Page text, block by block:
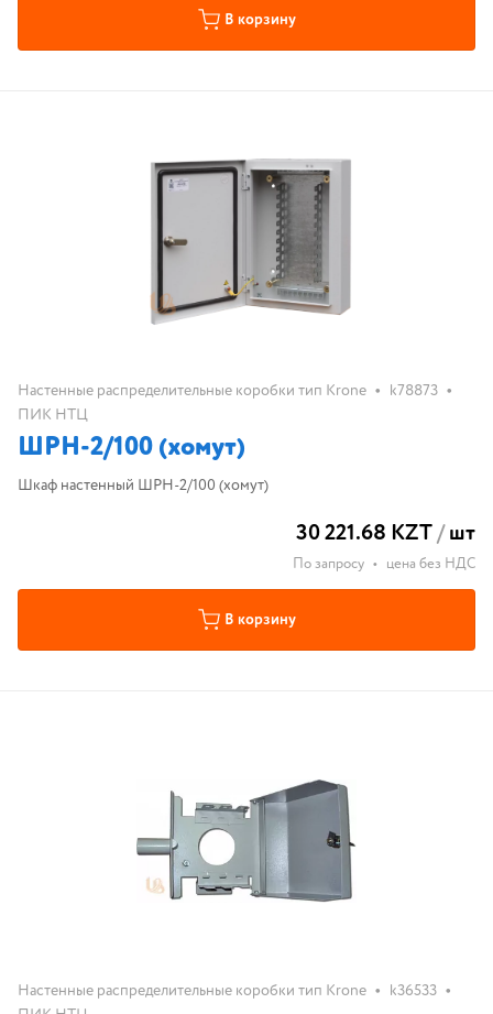
В корзину
Настенные распределительные коробки тип Krone • k78873 •
ПИК НТЦ
ШРН-2/100 (хомут)
Шкаф настенный ШРН-2/100 (хомут)
30 221.68 KZT/шт
По запросу • цена без НДС
В корзину
Настенные распределительные коробки тип Krone • k36533 •